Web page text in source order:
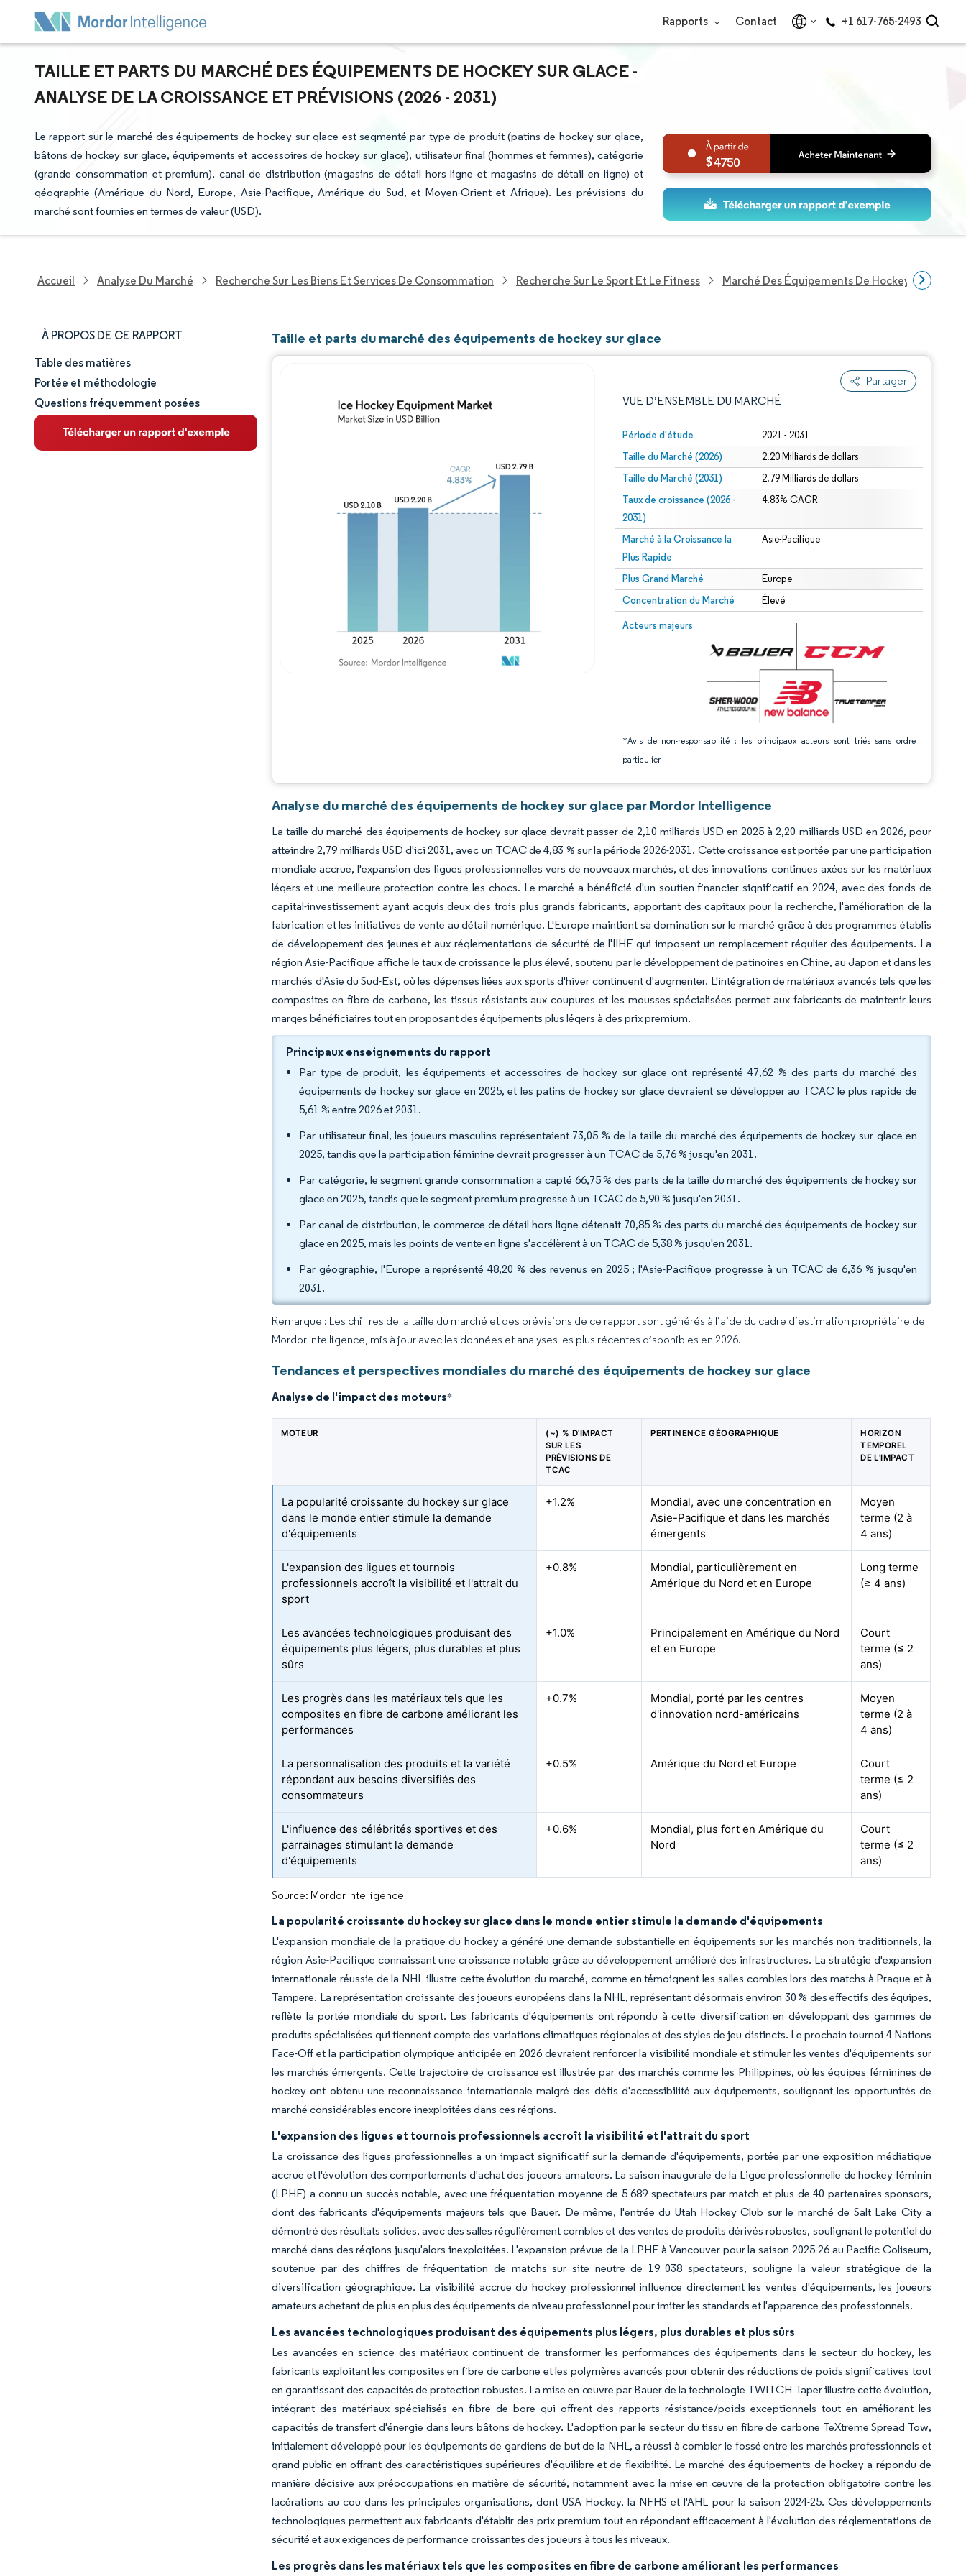
Rapports Contact +1 617-765-2493
TAILLE ET PARTS DU MARCHÉ DES ÉQUIPEMENTS DE HOCKEY SUR GLACE -
ANALYSE DE LA CROISSANCE ET PRÉVISIONS (2026 - 2031)
Le rapport sur le marché des équipements de hockey sur glace est segmenté par type de produit (patins de hockey sur glace,
bâtons de hockey sur glace, équipements et accessoires de hockey sur glace), utilisateur final (hommes et femmes), catégorie
(grande consommation et premium), canal de distribution (magasins de détail hors ligne et magasins de détail en ligne) et
géographie (Amérique du Nord, Europe, Asie-Pacifique, Amérique du Sud, et Moyen-Orient et Afrique). Les prévisions du
marché sont fournies en termes de valeur (USD).
4750
Accueil Analyse Du Marché Recherche Sur Les Biens Et Services De Consommation Recherche Sur Le Sport Et Le Fitness Marché Des Équipements De Hockey Sur Glace
À PROPOS DE CE RAPPORT
Taille et part de marché
Analyse du marché
Tendances et perspectives
Table des matières
Portée et méthodologie
Questions fréquemment posées
Taille et parts du marché des équipements de hockey sur glace
Partager
VUE D’ENSEMBLE DU MARCHÉ
Période d'étude 2021 - 2031
Taille du Marché (2026) 2.20 Milliards de dollars
Taille du Marché (2031) 2.79 Milliards de dollars
Taux de croissance (2026 -
2031)
4.83% CAGR
Marché à la Croissance la
Plus Rapide
Asie-Pacifique
Plus Grand Marché Europe
Concentration du Marché Élevé
Acteurs majeurs
*Avis de non-responsabilité : les principaux acteurs sont triés sans ordre
particulier
Image © Mordor Intelligence. La réutilisation nécessite une attribution sous CC BY 4.0.
Image © Mordor Intelligence. La réutilisation nécessite une attribution sous CC BY 4.0.
Analyse du marché des équipements de hockey sur glace par Mordor Intelligence
La taille du marché des équipements de hockey sur glace devrait passer de 2,10 milliards USD en 2025 à 2,20 milliards USD en 2026, pour
atteindre 2,79 milliards USD d'ici 2031, avec un TCAC de 4,83 % sur la période 2026-2031. Cette croissance est portée par une participation
mondiale accrue, l'expansion des ligues professionnelles vers de nouveaux marchés, et des innovations continues axées sur les matériaux
légers et une meilleure protection contre les chocs. Le marché a bénéficié d'un soutien financier significatif en 2024, avec des fonds de
capital-investissement ayant acquis deux des trois plus grands fabricants, apportant des capitaux pour la recherche, l'amélioration de la
fabrication et les initiatives de vente au détail numérique. L'Europe maintient sa domination sur le marché grâce à des programmes établis
de développement des jeunes et aux réglementations de sécurité de l'IIHF qui imposent un remplacement régulier des équipements. La
région Asie-Pacifique affiche le taux de croissance le plus élevé, soutenu par le développement de patinoires en Chine, au Japon et dans les
marchés d'Asie du Sud-Est, où les dépenses liées aux sports d'hiver continuent d'augmenter. L'intégration de matériaux avancés tels que les
composites en fibre de carbone, les tissus résistants aux coupures et les mousses spécialisées permet aux fabricants de maintenir leurs
marges bénéficiaires tout en proposant des équipements plus légers à des prix premium.
Principaux enseignements du rapport
Par type de produit, les équipements et accessoires de hockey sur glace ont représenté 47,62 % des parts du marché des
équipements de hockey sur glace en 2025, et les patins de hockey sur glace devraient se développer au TCAC le plus rapide de
5,61 % entre 2026 et 2031.
Par utilisateur final, les joueurs masculins représentaient 73,05 % de la taille du marché des équipements de hockey sur glace en
2025, tandis que la participation féminine devrait progresser à un TCAC de 5,76 % jusqu'en 2031.
Par catégorie, le segment grande consommation a capté 66,75 % des parts de la taille du marché des équipements de hockey sur
glace en 2025, tandis que le segment premium progresse à un TCAC de 5,90 % jusqu'en 2031.
Par canal de distribution, le commerce de détail hors ligne détenait 70,85 % des parts du marché des équipements de hockey sur
glace en 2025, mais les points de vente en ligne s'accélèrent à un TCAC de 5,38 % jusqu'en 2031.
Par géographie, l'Europe a représenté 48,20 % des revenus en 2025 ; l'Asie-Pacifique progresse à un TCAC de 6,36 % jusqu'en
2031.
Remarque : Les chiffres de la taille du marché et des prévisions de ce rapport sont générés à l’aide du cadre d’estimation propriétaire de
Mordor Intelligence, mis à jour avec les données et analyses les plus récentes disponibles en 2026.
Tendances et perspectives mondiales du marché des équipements de hockey sur glace
Analyse de l'impact des moteurs*
MOTEUR
(~) % D'IMPACT
SUR LES
PRÉVISIONS DE
TCAC
PERTINENCE GÉOGRAPHIQUE
HORIZON
TEMPOREL
DE L'IMPACT
La popularité croissante du hockey sur glace
dans le monde entier stimule la demande
d'équipements
+1.2%
Mondial, avec une concentration en
Asie-Pacifique et dans les marchés
émergents
Moyen
terme (2 à
4 ans)
L'expansion des ligues et tournois
professionnels accroît la visibilité et l'attrait du
sport
+0.8%
Mondial, particulièrement en
Amérique du Nord et en Europe
Long terme
(≥ 4 ans)
Les avancées technologiques produisant des
équipements plus légers, plus durables et plus
sûrs
+1.0%
Principalement en Amérique du Nord
et en Europe
Court
terme (≤ 2
ans)
Les progrès dans les matériaux tels que les
composites en fibre de carbone améliorant les
performances
+0.7%
Mondial, porté par les centres
d'innovation nord-américains
Moyen
terme (2 à
4 ans)
La personnalisation des produits et la variété
répondant aux besoins diversifiés des
consommateurs
+0.5% Amérique du Nord et Europe
Court
terme (≤ 2
ans)
L'influence des célébrités sportives et des
parrainages stimulant la demande
d'équipements
+0.6%
Mondial, plus fort en Amérique du
Nord
Court
terme (≤ 2
ans)
Source: Mordor Intelligence
La popularité croissante du hockey sur glace dans le monde entier stimule la demande d'équipements
L'expansion mondiale de la pratique du hockey a généré une demande substantielle en équipements sur les marchés non traditionnels, la
région Asie-Pacifique connaissant une croissance notable grâce au développement amélioré des infrastructures. La stratégie d'expansion
internationale réussie de la NHL illustre cette évolution du marché, comme en témoignent les salles combles lors des matchs à Prague et à
Tampere. La représentation croissante des joueurs européens dans la NHL, représentant désormais environ 30 % des effectifs des équipes,
reflète la portée mondiale du sport. Les fabricants d'équipements ont répondu à cette diversification en développant des gammes de
produits spécialisées qui tiennent compte des variations climatiques régionales et des styles de jeu distincts. Le prochain tournoi 4 Nations
Face-Off et la participation olympique anticipée en 2026 devraient renforcer la visibilité mondiale et stimuler les ventes d'équipements sur
les marchés émergents. Cette trajectoire de croissance est illustrée par des marchés comme les Philippines, où les équipes féminines de
hockey ont obtenu une reconnaissance internationale malgré des défis d'accessibilité aux équipements, soulignant les opportunités de
marché considérables encore inexploitées dans ces régions.
L'expansion des ligues et tournois professionnels accroît la visibilité et l'attrait du sport
La croissance des ligues professionnelles a un impact significatif sur la demande d'équipements, portée par une exposition médiatique
accrue et l'évolution des comportements d'achat des joueurs amateurs. La saison inaugurale de la Ligue professionnelle de hockey féminin
(LPHF) a connu un succès notable, avec une fréquentation moyenne de 5 689 spectateurs par match et plus de 40 partenaires sponsors,
dont des fabricants d'équipements majeurs tels que Bauer. De même, l'entrée du Utah Hockey Club sur le marché de Salt Lake City a
démontré des résultats solides, avec des salles régulièrement combles et des ventes de produits dérivés robustes, soulignant le potentiel du
marché dans des régions jusqu'alors inexploitées. L'expansion prévue de la LPHF à Vancouver pour la saison 2025-26 au Pacific Coliseum,
soutenue par des chiffres de fréquentation de matchs sur site neutre de 19 038 spectateurs, souligne la valeur stratégique de la
diversification géographique. La visibilité accrue du hockey professionnel influence directement les ventes d'équipements, les joueurs
amateurs achetant de plus en plus des équipements de niveau professionnel pour imiter les standards et l'apparence des professionnels.
Les avancées technologiques produisant des équipements plus légers, plus durables et plus sûrs
Les avancées en science des matériaux continuent de transformer les performances des équipements dans le secteur du hockey, les
fabricants exploitant les composites en fibre de carbone et les polymères avancés pour obtenir des réductions de poids significatives tout
en garantissant des capacités de protection robustes. La mise en œuvre par Bauer de la technologie TWITCH Taper illustre cette évolution,
intégrant des matériaux spécialisés en fibre de bore qui offrent des rapports résistance/poids exceptionnels tout en améliorant les
capacités de transfert d'énergie dans leurs bâtons de hockey. L'adoption par le secteur du tissu en fibre de carbone TeXtreme Spread Tow,
initialement développé pour les équipements de gardiens de but de la NHL, a réussi à combler le fossé entre les marchés professionnels et
grand public en offrant des caractéristiques supérieures d'équilibre et de flexibilité. Le marché des équipements de hockey a répondu de
manière décisive aux préoccupations en matière de sécurité, notamment avec la mise en œuvre de la protection obligatoire contre les
lacérations au cou dans les principales organisations, dont USA Hockey, la NFHS et l'AHL pour la saison 2024-25. Ces développements
technologiques permettent aux fabricants d'établir des prix premium tout en répondant efficacement à l'évolution des réglementations de
sécurité et aux exigences de performance croissantes des joueurs à tous les niveaux.
Les progrès dans les matériaux tels que les composites en fibre de carbone améliorant les performances